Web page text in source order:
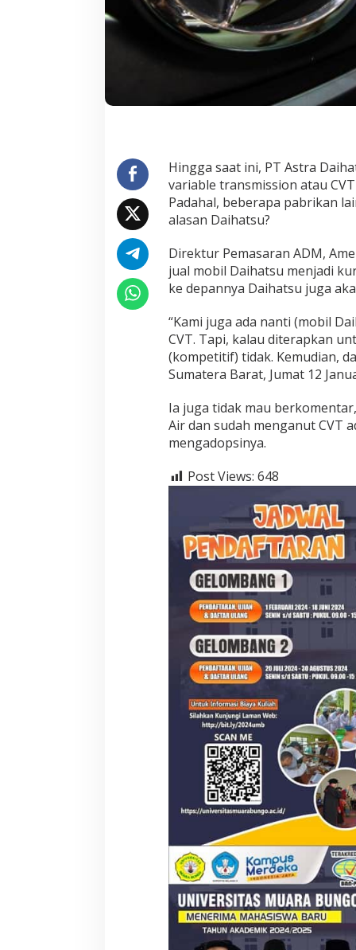
i
D
t
n
d
o
n
e
i
a
?
Hingga saat ini, PT Astra
variable transmission atau
Padahal, beberapa pabrikan
alasan Daihatsu?
Direktur Pemasaran ADM,
jual mobil Daihatsu menjadi
ke depannya Daihatsu juga
“Kami juga ada nanti (mobil
CVT. Tapi, kalau diterapkan
(kompetitif) tidak. Kemudian,
Sumatera Barat, Jumat 12
Ia juga tidak mau
Air dan sudah menganut CVT
mengadopsinya.
Post Views: 648